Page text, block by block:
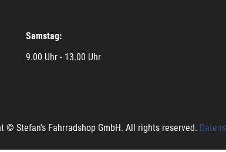
Samstag:
9.00 Uhr - 13.00 Uhr
© Stefan's Fahrradshop GmbH. All rights reserved.